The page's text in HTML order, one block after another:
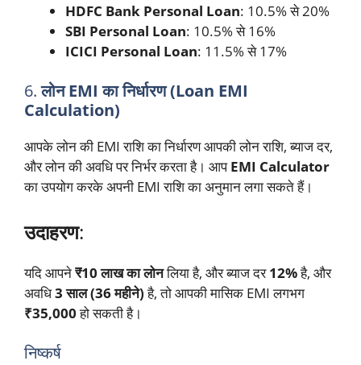
HDFC Bank Personal Loan: 10.5% से 20%
SBI Personal Loan: 10.5% से 16%
ICICI Personal Loan: 11.5% से 17%
6.लोन EMI का निर्धारण (Loan EMI
Calculation)
आपके लोन की EMI राशि का निर्धारण आपकी लोन राशि, ब्याज दर,
और लोन की अवधि पर निर्भर करता है। आपEMI Calculator
का उपयोग करके अपनी EMI राशि का अनुमान लगा सकते हैं।
उदाहरण:
यदि आपने₹10 लाख का लोनलिया है, और ब्याज दर12%है, और
अवधि3 साल (36 महीने)है, तो आपकी मासिक EMI लगभग
₹35,000हो सकती है।
निष्कर्ष